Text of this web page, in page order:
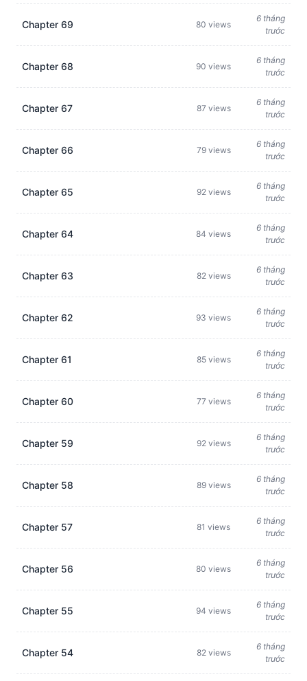
Chapter 69 80 views
6 tháng
trước
Chapter 68 90 views
6 tháng
trước
Chapter 67 87 views
6 tháng
trước
Chapter 66 79 views
6 tháng
trước
Chapter 65 92 views
6 tháng
trước
Chapter 64 84 views
6 tháng
trước
Chapter 63 82 views
6 tháng
trước
Chapter 62 93 views
6 tháng
trước
Chapter 61 85 views
6 tháng
trước
Chapter 60 77 views
6 tháng
trước
Chapter 59 92 views
6 tháng
trước
Chapter 58 89 views
6 tháng
trước
Chapter 57 81 views
6 tháng
trước
Chapter 56 80 views
6 tháng
trước
Chapter 55 94 views
6 tháng
trước
Chapter 54 82 views
6 tháng
trước